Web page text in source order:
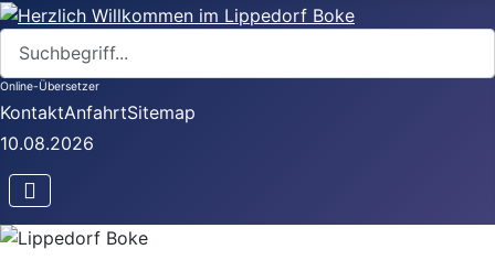
Suchen
Online-Übersetzer
KontaktAnfahrtSitemap
10.08.2026